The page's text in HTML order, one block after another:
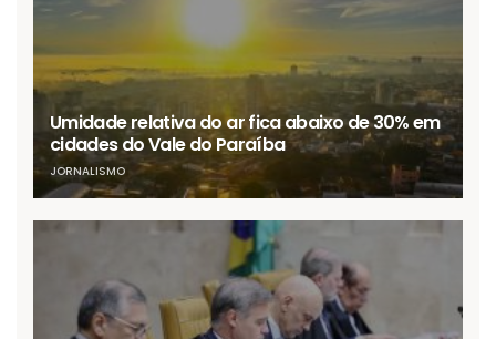
Umidade relativa do ar fica abaixo de 30% em
cidades do Vale do Paraíba
JORNALISMO